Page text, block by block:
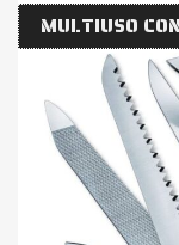
MULTIUSO CON